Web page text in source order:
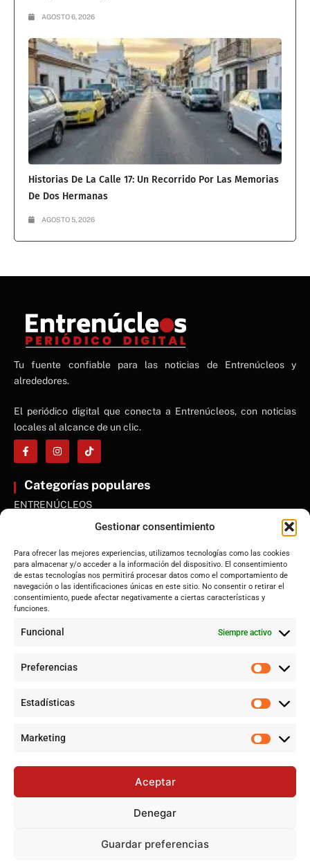
Gestionar consentimiento
Para ofrecer las mejores experiencias, utilizamos tecnologías como las cookies
para almacenar y/o acceder a la información del dispositivo. El consentimiento
de estas tecnologías nos permitirá procesar datos como el comportamiento de
navegación o las identificaciones únicas en este sitio. No consentir o retirar el
consentimiento, puede afectar negativamente a ciertas características y
funciones.
Funcional Siempre activo
Preferencias
Estadísticas
Marketing
Aceptar
Denegar
Guardar preferencias
AGOSTO 6, 2026
Historias De La Calle 17: Un Recorrido Por Las Memorias
De Dos Hermanas
AGOSTO 5, 2026
NE
NEWS ELEMENTOR
Tu fuente confiable para las noticias de Entrenúcleos y
alrededores.
El periódico digital que conecta a Entrenúcleos, con noticias
locales al alcance de un clic.
Categorías populares
ENTRENÚCLEOS
Andalucía
Internacional
Tecnología
Sociedad
Alerta por Virus del Nilo Occidental en Dos Hermanas y Sevilla:
Cataluña lidera el superávit en financiación autonómica en